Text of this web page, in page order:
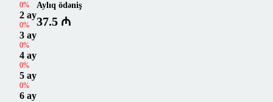
0%
2 ay
0%
3 ay
0%
4 ay
0%
5 ay
0%
6 ay
Aylıq ödəniş
37.5 ₼